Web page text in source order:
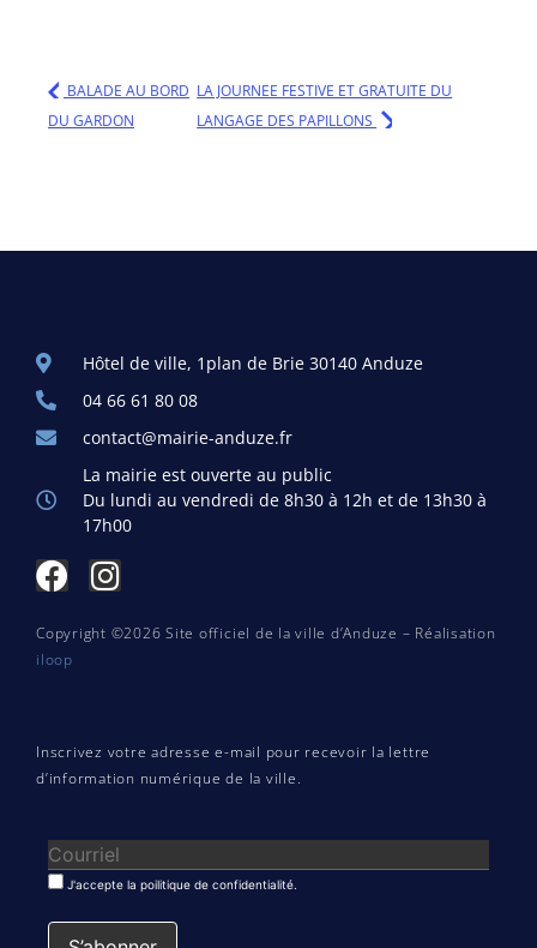
BALADE AU BORD
DU GARDON
LA JOURNEE FESTIVE ET GRATUITE DU
LANGAGE DES PAPILLONS
Hôtel de ville, 1plan de Brie 30140 Anduze
04 66 61 80 08
contact@mairie-anduze.fr
La mairie est ouverte au public
Du lundi au vendredi de 8h30 à 12h et de 13h30 à
17h00
Copyright ©2026 Site officiel de la ville d’Anduze – Réalisation
iloop
Inscrivez votre adresse e-mail pour recevoir la lettre
d’information numérique de la ville.
J'accepte la poilitique de confidentialité.